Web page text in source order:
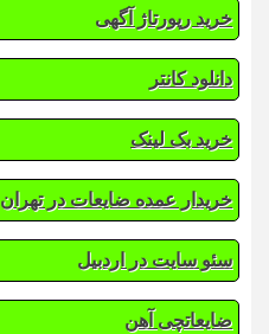
خرید رپورتاژ آگهی
دانلود کانتر
خرید بک لینک
خریدار عمده ضایعات در تهران
سئو سایت در اردبیل
ضایعاتچی آهن